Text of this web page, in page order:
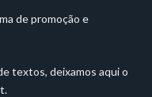
de promoção e
textos, deixamos aqui o
.